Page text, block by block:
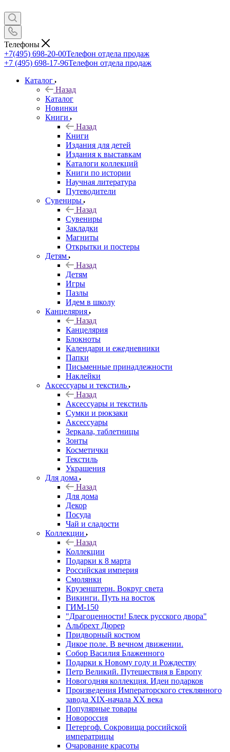
Телефоны
+7(495) 698-20-00Телефон отдела продаж
+7 (495) 698-17-96Телефон отдела продаж
Каталог
Назад
Каталог
Новинки
Книги
Назад
Книги
Издания для детей
Издания к выставкам
Каталоги коллекций
Книги по истории
Научная литература
Путеводители
Сувениры
Назад
Сувениры
Закладки
Магниты
Открытки и постеры
Детям
Назад
Детям
Игры
Пазлы
Идем в школу
Канцелярия
Назад
Канцелярия
Блокноты
Календари и ежедневники
Папки
Письменные принадлежности
Наклейки
Аксессуары и текстиль
Назад
Аксессуары и текстиль
Сумки и рюкзаки
Аксессуары
Зеркала, таблетницы
Зонты
Косметички
Текстиль
Украшения
Для дома
Назад
Для дома
Декор
Посуда
Чай и сладости
Коллекции
Назад
Коллекции
Подарки к 8 марта
Российская империя
Смолянки
Крузенштерн. Вокруг света
Викинги. Путь на восток
ГИМ-150
"Драгоценности! Блеск русского двора"
Альбрехт Дюрер
Придворный костюм
Дикое поле. В вечном движении.
Собор Василия Блаженного
Подарки к Новому году и Рождеству
Петр Великий. Путешествия в Европу
Новогодняя коллекция. Идеи подарков
Произведения Императорского стеклянного
завода XIX-начала XX века
Популярные товары
Новороссия
Петергоф. Сокровища российской
императрицы
Очарование красоты